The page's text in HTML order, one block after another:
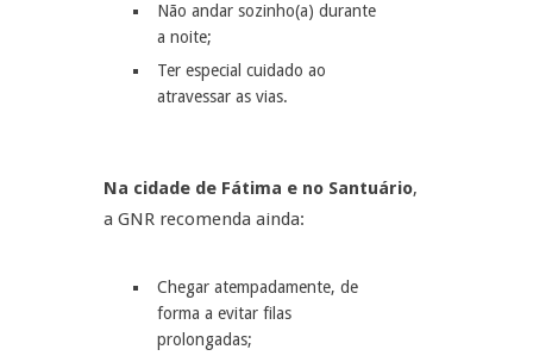
Não andar sozinho(a) durante
a noite;
Ter especial cuidado ao
atravessar as vias.
Na cidade de Fátima e no Santuário,
a GNR recomenda ainda:
Chegar atempadamente, de
forma a evitar filas
prolongadas;